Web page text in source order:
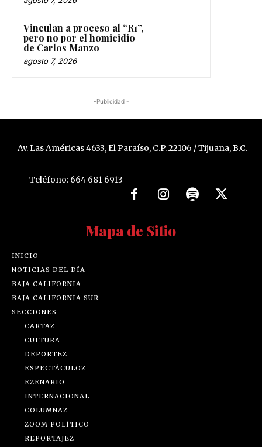
Vinculan a proceso al “R1”,
pero no por el homicidio
de Carlos Manzo
agosto 7, 2026
-Publicidad -
Av. Las Américas 4633, El Paraíso, C.P. 22106 / Tijuana, B.C.
Teléfono: 664 681 6913
Mapa de Sitio
INICIO
NOTICIAS DEL DÍA
BAJA CALIFORNIA
BAJA CALIFORNIA SUR
SECCIONES
CARTAZ
CULTURA
DEPORTEZ
ESPECTÁCULOZ
EZENARIO
INTERNACIONAL
COLUMNAZ
ZOOM POLÍTICO
REPORTAJEZ